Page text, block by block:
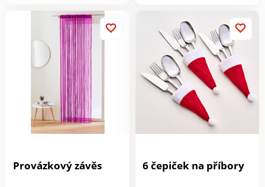
15,5 x 0,5
cm.Nastavitelná délka
od 20 - 30 cm.Módní s
potiskem tlapekSnímací
a vhodný k praní
Provázkový závěs 6 čepiček na příbory